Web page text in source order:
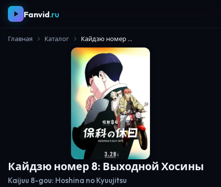
Fanvid.ru
Главная Каталог Кайдзю номер 8: Выходной Хосины
Кайдзю номер 8: Выходной Хосины
Kaijuu 8-gou: Hoshina no Kyuujitsu